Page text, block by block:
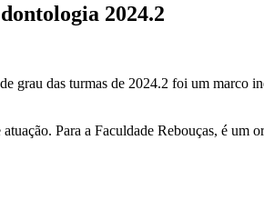
2024.2
grau das turmas de 2024.2 foi um marco
Para a Faculdade Rebouças, é um